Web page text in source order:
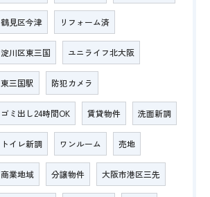
鶴見区今津 リフォーム済
淀川区東三国 ユニライフ北大阪
東三国駅 防犯カメラ
ゴミ出し24時間OK 賃貸物件 洗面新調
トイレ新調 ワンルーム 売地
商業地域 分譲物件 大阪市港区三先